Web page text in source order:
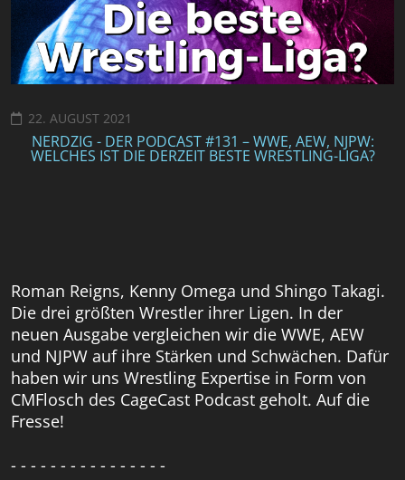
22. AUGUST 2021
NERDZIG - DER PODCAST #131 – WWE, AEW, NJPW:
WELCHES IST DIE DERZEIT BESTE WRESTLING-LIGA?
Roman Reigns, Kenny Omega und Shingo Takagi.
Die drei größten Wrestler ihrer Ligen. In der
neuen Ausgabe vergleichen wir die WWE, AEW
und NJPW auf ihre Stärken und Schwächen. Dafür
haben wir uns Wrestling Expertise in Form von
CMFlosch des CageCast Podcast geholt. Auf die
Fresse!
- - - - - - - - - - - - - - - -